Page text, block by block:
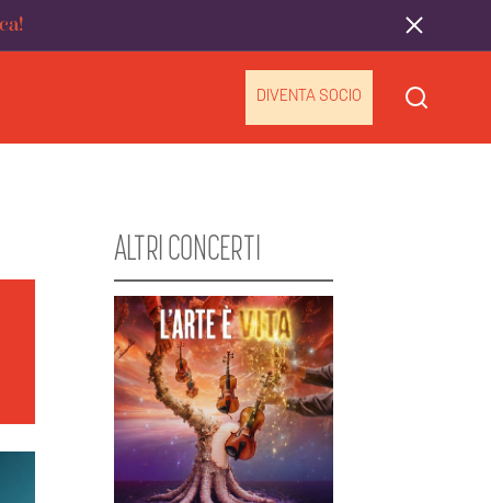
DIVENTA SOCIO
ALTRI CONCERTI